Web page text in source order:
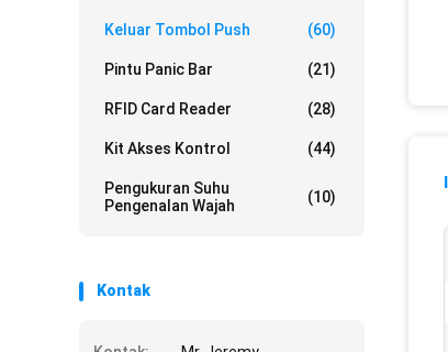
Keluar Tombol Push (60)
Pintu Panic Bar (21)
RFID Card Reader (28)
Kit Akses Kontrol (44)
Pengukuran Suhu
Pengenalan Wajah
(10)
Kontak